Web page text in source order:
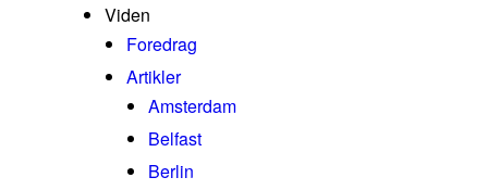
Viden
Foredrag
Artikler
Amsterdam
Belfast
Berlin